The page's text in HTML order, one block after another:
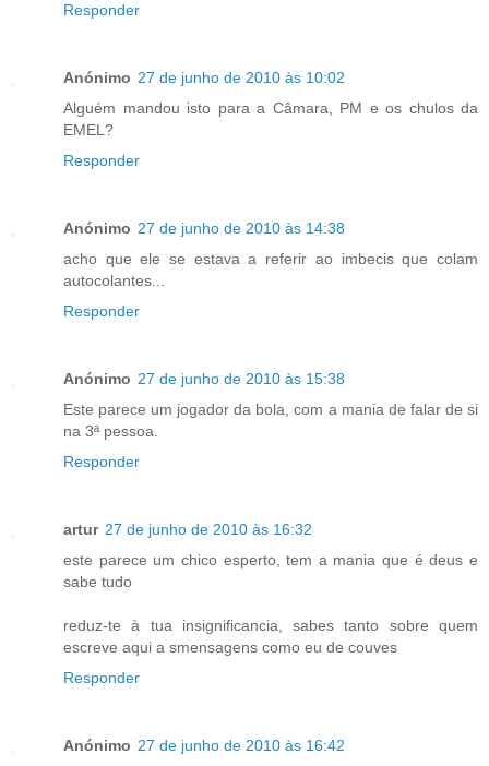
Responder
Anónimo 27 de junho de 2010 às 10:02
Alguém mandou isto para a Câmara, PM e os chulos da
EMEL?
Responder
Anónimo 27 de junho de 2010 às 14:38
acho que ele se estava a referir ao imbecis que colam
autocolantes...
Responder
Anónimo 27 de junho de 2010 às 15:38
Este parece um jogador da bola, com a mania de falar de si
na 3ª pessoa.
Responder
artur 27 de junho de 2010 às 16:32
este parece um chico esperto, tem a mania que é deus e
sabe tudo
reduz-te à tua insignificancia, sabes tanto sobre quem
escreve aqui a smensagens como eu de couves
Responder
Anónimo 27 de junho de 2010 às 16:42